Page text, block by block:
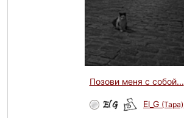
Позови меня с собой...
El_G (Tapa)